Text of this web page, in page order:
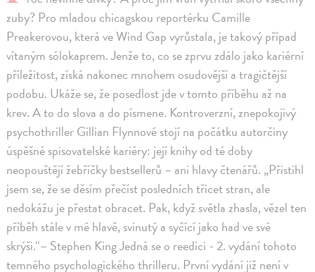
zuby? Pro mladou chicagskou reportérku Camille
Preakerovou, která ve Wind Gap vyrůstala, je takový případ
vítaným sólokaprem. Jenže to, co se zprvu zdálo jako kariérní
příležitost, získá nakonec mnohem osudovější a tragičtější
podobu. Ukáže se, že posedlost jde v tomto příběhu až na
krev. A to do slova a do písmene. Kontroverzní, znepokojivý
psychothriller Gillian Flynnové stojí na počátku autorčiny
úspěšné spisovatelské kariéry: její knihy od té doby
neopouštějí žebříčky bestsellerů – ani hlavy čtenářů. „Přistihl
jsem se, že se děsím přečíst posledních třicet stran, ale
nedokážu je přestat obracet. Pak, když světla zhasla, vězel ten
příběh stále v mé hlavě, svinutý a syčící jako had ve své
skrýši.“– Stephen King Jedná se o reedici - 2. vydání tohoto
temného psychologického thrilleru. První vydání již není v